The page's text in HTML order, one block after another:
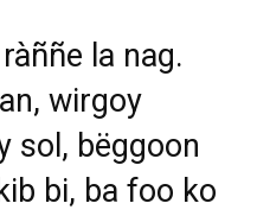
la nag.
wirgoy
sol, bëggoon
bi, ba foo ko